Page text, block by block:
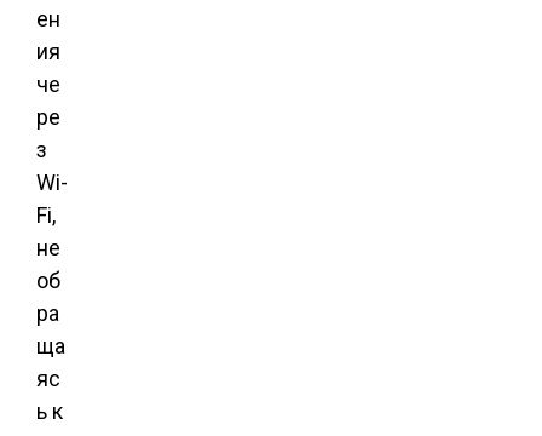
ен
ия
че
ре
з
Wi-
Fi,
не
об
ра
ща
яс
ь к